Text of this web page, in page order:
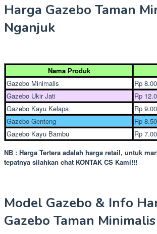
Harga Gazebo Taman
Nganjuk
Nama Produk
Gazebo Minimalis
Rp
Gazebo Ukir Jati
Rp
Gazebo Kayu Kelapa
Rp
Gazebo Genteng
Rp
Gazebo Kayu Bambu
Rp
NB : Harga Tertera adalah harga retail, untuk
tepatnya silahkan chat KONTAK CS Kami!!!
Model Gazebo & Info
Gazebo Taman